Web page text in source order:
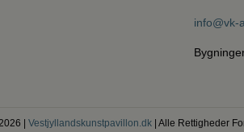
info@vk-
| Vestjyllandskunstpavillon.dk | Alle Rettigheder